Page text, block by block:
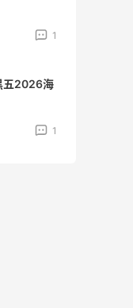
1
五2026海
1